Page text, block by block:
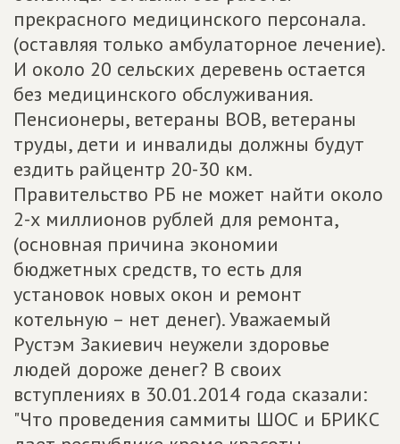
прекрасного медицинского персонала.
(оставляя только амбулаторное лечение).
И около 20 сельских деревень остается
без медицинского обслуживания.
Пенсионеры, ветераны ВОВ, ветераны
труды, дети и инвалиды должны будут
ездить райцентр 20-30 км.
Правительство РБ не может найти около
2-х миллионов рублей для ремонта,
(основная причина экономии
бюджетных средств, то есть для
установок новых окон и ремонт
котельную – нет денег). Уважаемый
Рустэм Закиевич неужели здоровье
людей дороже денег? В своих
вступлениях в 30.01.2014 года сказали:
"Что проведения саммиты ШОС и БРИКС